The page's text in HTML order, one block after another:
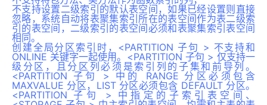
不支持设置二级索引的默认表空间，如果已经设置则直接
忽略，系统自动将表聚集索引所在的表空间作为表二级索
引的表空间，二级索引的表空间必须和表聚集索引表空间
相同。
创建全局分区索引时，<PARTITION 子句 > 不支持和
ONLINE 关键字一起使用。<PARTITION 子句 > 仅支持一
级分区，且分区列必须是索引列的子集和前导列。
<PARTITION 子句 > 中的 RANGE 分区必须包含
MAXVALUE 分区，LIST 分区必须包含 DEFAULT 分区。
<PARTITION 子句 > 中指定的子索引表空间、